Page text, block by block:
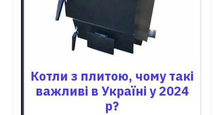
Котли з плитою, чому такі
важливі в Україні у 2024
р?